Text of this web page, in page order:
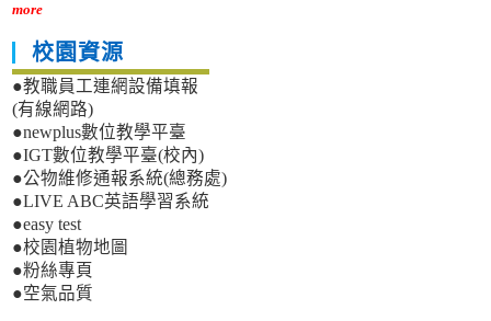
more
校園資源
●教職員工連網設備填報
(有線網路)
●newplus數位教學平臺
●IGT數位教學平臺(校內)
●公物維修通報系統(總務處)
●LIVE ABC英語學習系統
●easy test
●校園植物地圖
●粉絲專頁
●空氣品質